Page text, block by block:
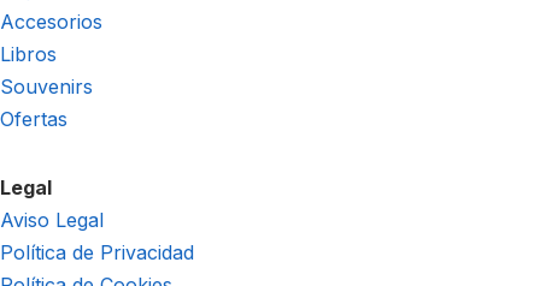
Accesorios
Libros
Souvenirs
Ofertas
Legal
Aviso Legal
Política de Privacidad